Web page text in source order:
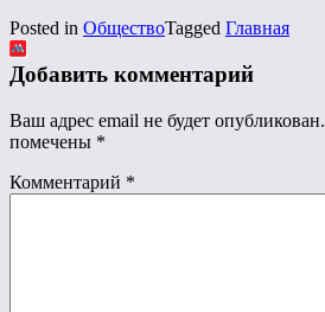
Posted in ОбществоTagged Главная
Добавить комментарий
Ваш адрес email не будет опубликован.
помечены *
Комментарий *